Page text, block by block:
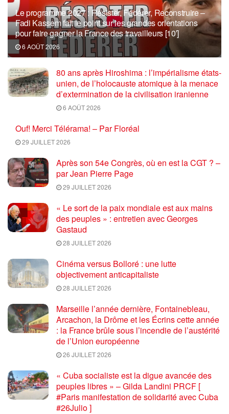
Le programme 2027 : Résister, Fédérer, Reconstruire –
Fadi Kassem fait le point sur les grandes orientations
pour faire gagner la France des travailleurs [10′]
6 AOÛT 2026
80 ans après Hiroshima : l’impérialisme états-
unien, de l’holocauste atomique à la menace
d’extermination de la civilisation iranienne
6 AOÛT 2026
Ouf! Merci Télérama! – Par Floréal
29 JUILLET 2026
Après son 54e Congrès, où en est la CGT ? –
par Jean Pierre Page
29 JUILLET 2026
« Le sort de la paix mondiale est aux mains
des peuples » : entretien avec Georges
Gastaud
28 JUILLET 2026
Cinéma versus Bolloré : une lutte
objectivement anticapitaliste
28 JUILLET 2026
Marseille l’année dernière, Fontainebleau,
Arcachon, la Drôme et les Écrins cette année
: la France brûle sous l’incendie de l’austérité
de l’Union européenne
26 JUILLET 2026
« Cuba socialiste est la digue avancée des
peuples libres » – Gilda Landini PRCF [
#Paris manifestation de solidarité avec Cuba
#26Julio ]